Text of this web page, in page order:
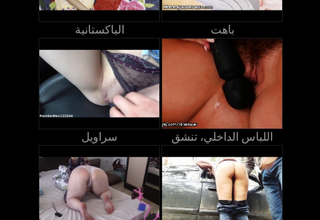
الباكستانية باهت
سراويل اللباس الداخلي، تنشق